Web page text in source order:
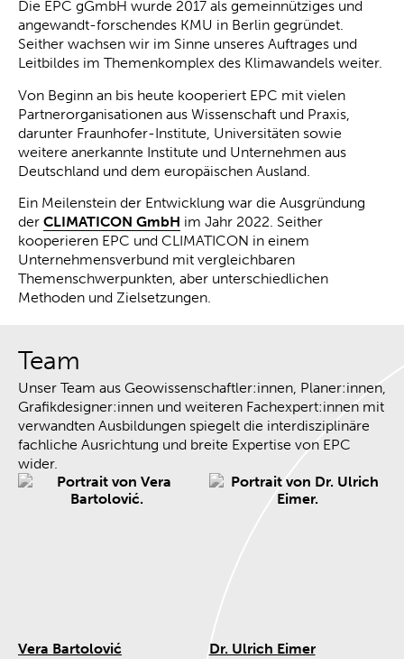
Die EPC gGmbH wurde 2017 als gemeinnütziges und
angewandt-forschendes KMU in Berlin gegründet.
Seither wachsen wir im Sinne unseres Auftrages und
Leitbildes im Themenkomplex des Klimawandels weiter.
Von Beginn an bis heute kooperiert EPC mit vielen
Partnerorganisationen aus Wissenschaft und Praxis,
darunter Fraunhofer-Institute, Universitäten sowie
weitere anerkannte Institute und Unternehmen aus
Deutschland und dem europäischen Ausland.
Ein Meilenstein der Entwicklung war die Ausgründung
der CLIMATICON GmbH im Jahr 2022. Seither
kooperieren EPC und CLIMATICON in einem
Unternehmensverbund mit vergleichbaren
Themenschwerpunkten, aber unterschiedlichen
Methoden und Zielsetzungen.
Team
Unser Team aus Geowissenschaftler:innen, Planer:innen,
Grafikdesigner:innen und weiteren Fachexpert:innen mit
verwandten Ausbildungen spiegelt die interdisziplinäre
fachliche Ausrichtung und breite Expertise von EPC
wider.
Vera Bartolović
Dr. Ulrich Eimer